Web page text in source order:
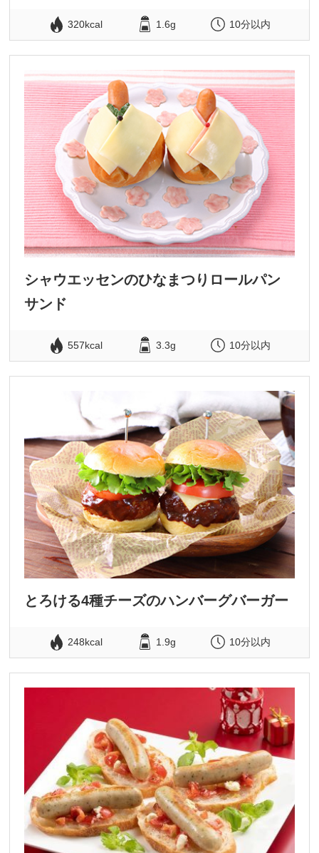
320kcal 1.6g 10分以内
シャウエッセンのひなまつりロールパン
サンド
557kcal 3.3g 10分以内
とろける4種チーズのハンバーグバーガー
248kcal 1.9g 10分以内